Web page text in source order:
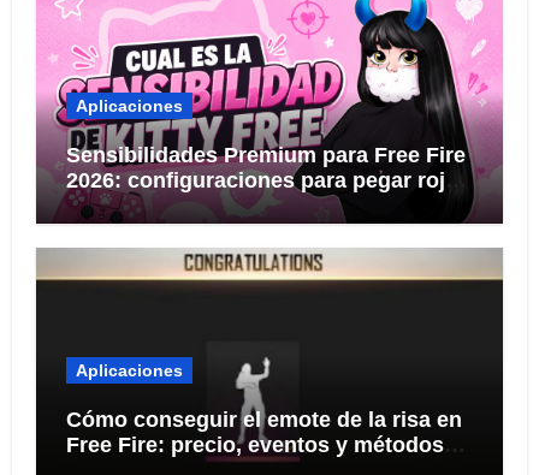
Aplicaciones
Sensibilidades Premium para Free Fire
2026: configuraciones para pegar rojo
KITTY FREE
Aplicaciones
Cómo conseguir el emote de la risa en
Free Fire: precio, eventos y métodos